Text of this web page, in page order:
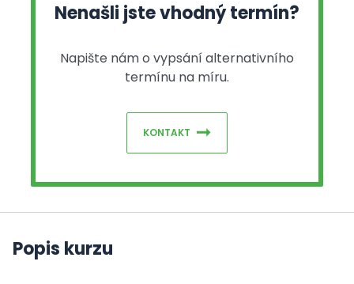
Nenašli jste vhodný termín?
Napište nám o vypsání alternativního
termínu na míru.
KONTAKT
Popis kurzu